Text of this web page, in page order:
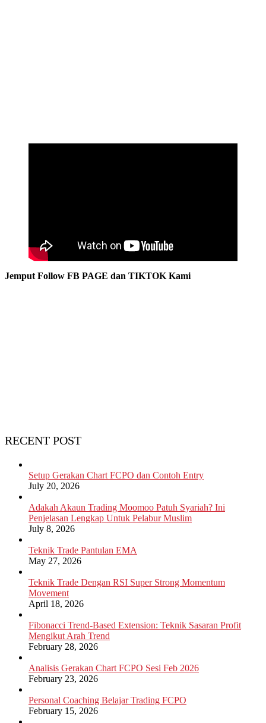
Jemput Follow FB PAGE dan TIKTOK Kami
RECENT POST
Setup Gerakan Chart FCPO dan Contoh Entry
July 20, 2026
Adakah Akaun Trading Moomoo Patuh Syariah? Ini
Penjelasan Lengkap Untuk Pelabur Muslim
July 8, 2026
Teknik Trade Pantulan EMA
May 27, 2026
Teknik Trade Dengan RSI Super Strong Momentum
Movement
April 18, 2026
Fibonacci Trend-Based Extension: Teknik Sasaran Profit
Mengikut Arah Trend
February 28, 2026
Analisis Gerakan Chart FCPO Sesi Feb 2026
February 23, 2026
Personal Coaching Belajar Trading FCPO
February 15, 2026